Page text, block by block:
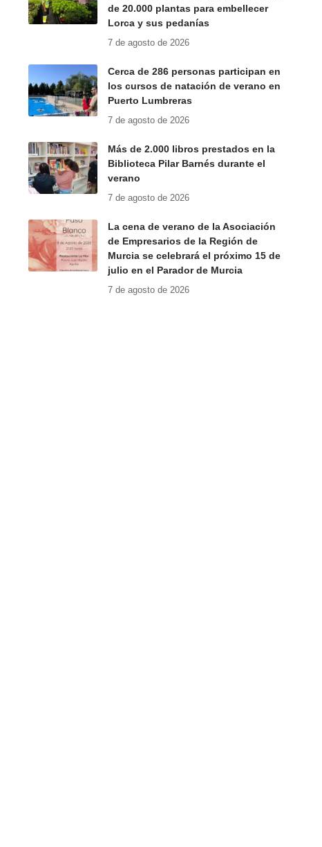
de 20.000 plantas para embellecer
Lorca y sus pedanías
7 de agosto de 2026
Cerca de 286 personas participan en
los cursos de natación de verano en
Puerto Lumbreras
7 de agosto de 2026
Más de 2.000 libros prestados en la
Biblioteca Pilar Barnés durante el
verano
7 de agosto de 2026
La cena de verano de la Asociación
de Empresarios de la Región de
Murcia se celebrará el próximo 15 de
julio en el Parador de Murcia
7 de agosto de 2026